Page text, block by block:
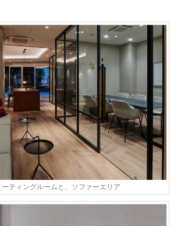
ーティングルームと、ソファーエリア